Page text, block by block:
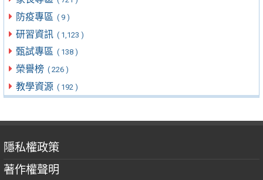
防疫專區 ( 9 )
研習資訊 ( 1,123 )
甄試專區 ( 138 )
榮譽榜 ( 226 )
教學資源 ( 192 )
隱私權政策
著作權聲明